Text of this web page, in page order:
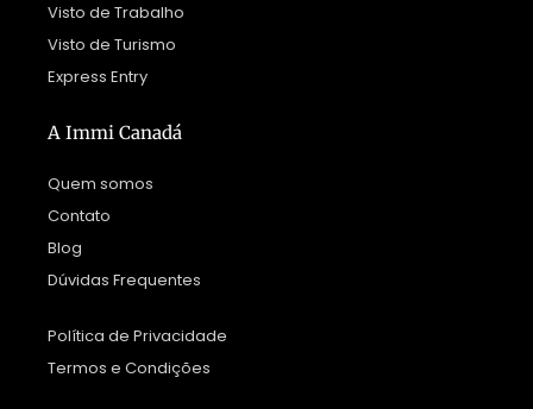
Visto de Trabalho
Visto de Turismo
Express Entry
A Immi Canadá
Quem somos
Contato
Blog
Dúvidas Frequentes
Política de Privacidade
Termos e Condições